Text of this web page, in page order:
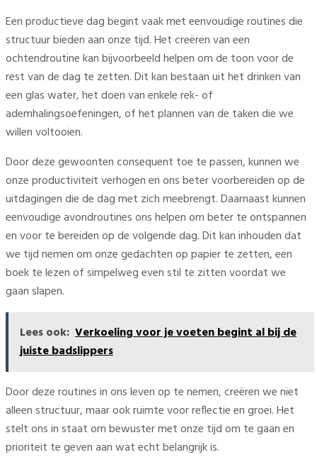
Een productieve dag begint vaak met eenvoudige routines die
structuur bieden aan onze tijd. Het creëren van een
ochtendroutine kan bijvoorbeeld helpen om de toon voor de
rest van de dag te zetten. Dit kan bestaan uit het drinken van
een glas water, het doen van enkele rek- of
ademhalingsoefeningen, of het plannen van de taken die we
willen voltooien.
Door deze gewoonten consequent toe te passen, kunnen we
onze productiviteit verhogen en ons beter voorbereiden op de
uitdagingen die de dag met zich meebrengt. Daarnaast kunnen
eenvoudige avondroutines ons helpen om beter te ontspannen
en voor te bereiden op de volgende dag. Dit kan inhouden dat
we tijd nemen om onze gedachten op papier te zetten, een
boek te lezen of simpelweg even stil te zitten voordat we
gaan slapen.
Lees ook: Verkoeling voor je voeten begint al bij de
juiste badslippers
Door deze routines in ons leven op te nemen, creëren we niet
alleen structuur, maar ook ruimte voor reflectie en groei. Het
stelt ons in staat om bewuster met onze tijd om te gaan en
prioriteit te geven aan wat echt belangrijk is.